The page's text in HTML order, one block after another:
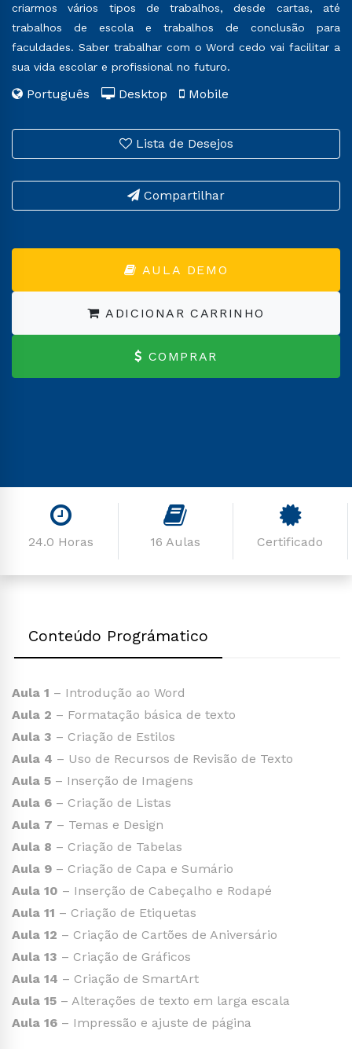
criarmos vários tipos de trabalhos, desde cartas, até
trabalhos de escola e trabalhos de conclusão para
faculdades. Saber trabalhar com o Word cedo vai facilitar a
sua vida escolar e profissional no futuro.
Português Desktop Mobile
Lista de Desejos
Compartilhar
AULA DEMO
ADICIONAR CARRINHO
COMPRAR
24.0 Horas 16 Aulas Certificado
Conteúdo Prográmatico
Aula 1 – Introdução ao Word
Aula 2 – Formatação básica de texto
Aula 3 – Criação de Estilos
Aula 4 – Uso de Recursos de Revisão de Texto
Aula 5 – Inserção de Imagens
Aula 6 – Criação de Listas
Aula 7 – Temas e Design
Aula 8 – Criação de Tabelas
Aula 9 – Criação de Capa e Sumário
Aula 10 – Inserção de Cabeçalho e Rodapé
Aula 11 – Criação de Etiquetas
Aula 12 – Criação de Cartões de Aniversário
Aula 13 – Criação de Gráficos
Aula 14 – Criação de SmartArt
Aula 15 – Alterações de texto em larga escala
Aula 16 – Impressão e ajuste de página